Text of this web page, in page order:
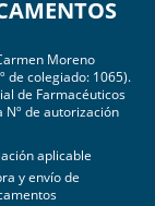
Moreno
de colegiado: 1065).
de Farmacéuticos
Nº de autorización
aplicable
y envío de